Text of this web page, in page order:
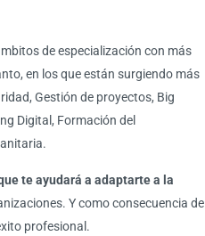
de especialización con más
en los que están surgiendo más
Gestión de proyectos, Big
Digital, Formación del
te ayudará a adaptarte a la
Y como consecuencia de
profesional.